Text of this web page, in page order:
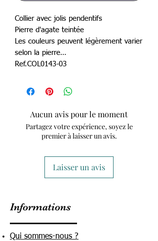
Collier avec jolis pendentifs
Pierre d'agate teintée
Les couleurs peuvent légèrement varier
selon la pierre…
Ref.COL0143-03
Aucun avis pour le moment
Partagez votre expérience, soyez le
premier à laisser un avis.
Laisser un avis
Informations
Qui sommes-nous ?